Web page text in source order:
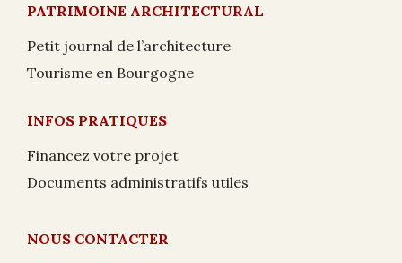
PATRIMOINE ARCHITECTURAL
Petit journal de l’architecture
Tourisme en Bourgogne
INFOS PRATIQUES
Financez votre projet
Documents administratifs utiles
NOUS CONTACTER